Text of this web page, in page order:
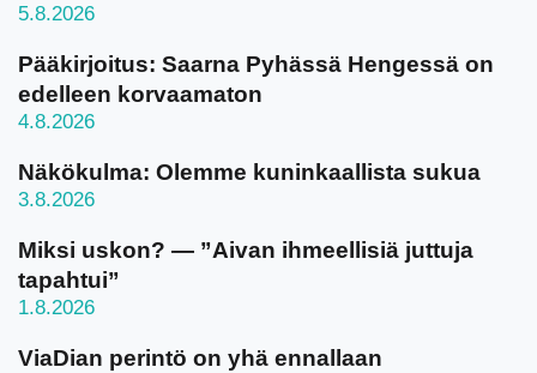
5.8.2026
Pääkirjoitus: Saarna Pyhässä Hengessä on
edelleen korvaamaton
4.8.2026
Näkökulma: Olemme kuninkaallista sukua
3.8.2026
Miksi uskon? — ”Aivan ihmeellisiä juttuja
tapahtui”
1.8.2026
ViaDian perintö on yhä ennallaan